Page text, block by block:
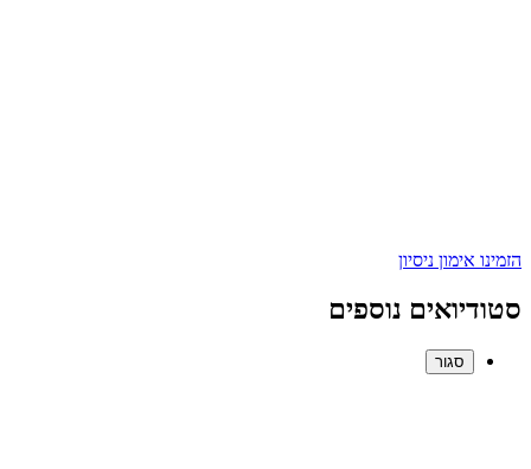
הזמינו אימון ניסיון
סטודיואים נוספים
סגור